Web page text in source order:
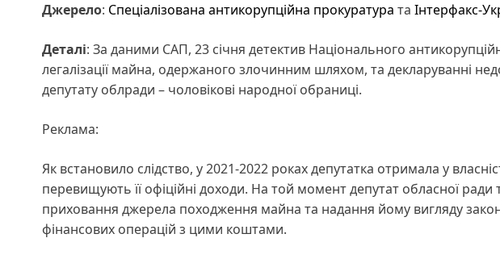
Джерело: Спеціалізована антикорупційна прокуратура та Інтерфакс-
Деталі: За даними САП, 23 січня детектив Національного
легалізації майна, одержаного злочинним шляхом, та декларуванні
депутату облради – чоловікові народної обраниці.
Реклама:
Як встановило слідство, у 2021-2022 роках депутатка отримала у
перевищують її офіційні доходи. На той момент депутат обласної ради
приховання джерела походження майна та надання йому вигляду
фінансових операцій з цими коштами.